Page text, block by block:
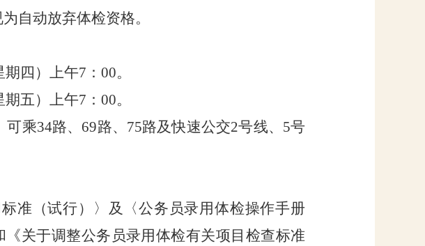
自动放弃体检资格。
期四 ）上午7 ： 00。
期五）上午7 ： 00。
可乘34路、 69路、 75路及快速公交2号线、 5号
准（试行）〉及〈公务员录用体检操作手册
《关于调整公务员录用体检有关项目检查标准